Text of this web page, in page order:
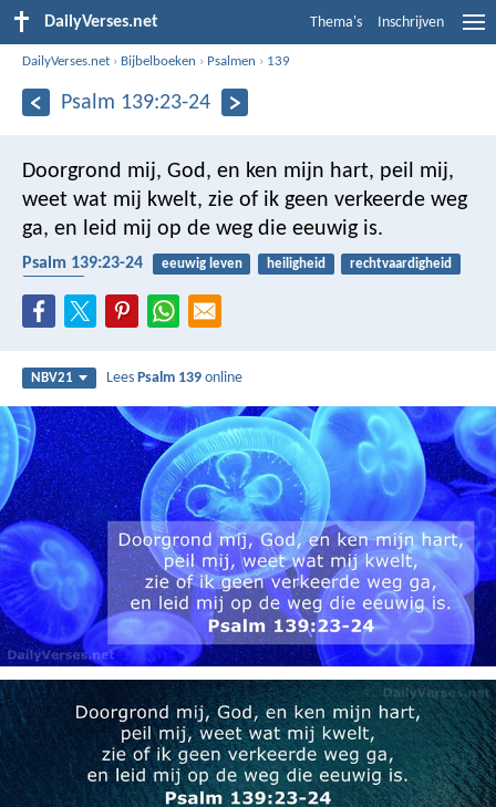
DailyVerses.net Thema's Inschrijven
DailyVerses.net › Bijbelboeken › Psalmen › 139
Psalm 139:23-24
Doorgrond mij, God, en ken mijn hart, peil mij,
weet wat mij kwelt, zie of ik geen verkeerde weg
ga, en leid mij op de weg die eeuwig is.
Psalm 139:23-24 eeuwig leven heiligheid
rechtvaardigheid
NBV21 LeesPsalm 139 online